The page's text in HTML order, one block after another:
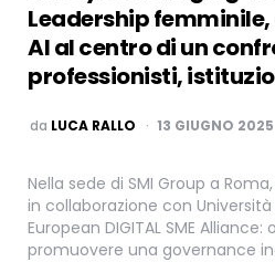
Leadership
AI al centro di un
professionisti,
PUBBLICATO
da LUCA RALLO 13 GIUGNO 2025
Nella sede di SMI Group a
in collaborazione con Università
European DIGITAL SME
promuovere una governance